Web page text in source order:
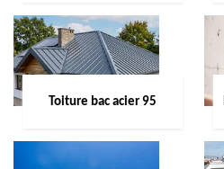
Toiture bac acier 95